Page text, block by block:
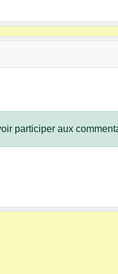
participer aux